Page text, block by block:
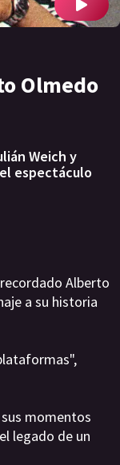
Olmedo
Weich y
espectáculo
Alberto
a su historia
momentos
legado de un